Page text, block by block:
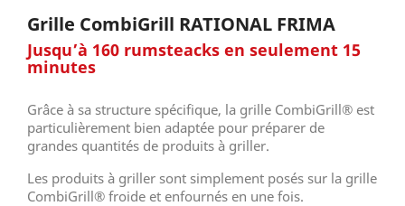
Grille CombiGrill RATIONAL FRIMA
Jusqu’à 160 rumsteacks en seulement 15
minutes
Grâce à sa structure spécifique, la grille CombiGrill® est
particulièrement bien adaptée pour préparer de
grandes quantités de produits à griller.
Les produits à griller sont simplement posés sur la grille
CombiGrill® froide et enfournés en une fois.